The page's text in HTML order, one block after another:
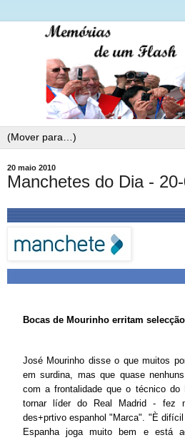
20 maio 2010
Manchetes do Dia -
Bocas de Mourinho erritam selecção
José Mourinho disse o que muitos
em surdina, mas que quase
com a frontalidade que o técnico
tornar líder do Real Madrid - fez
des+prtivo espanhol "Marca". "È
Espanha joga muito bem e está